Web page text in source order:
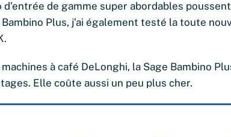
de gamme super abordables
Plus, j’ai également testé la toute
à café DeLonghi, la Sage Bambino
Elle coûte aussi un peu plus cher.